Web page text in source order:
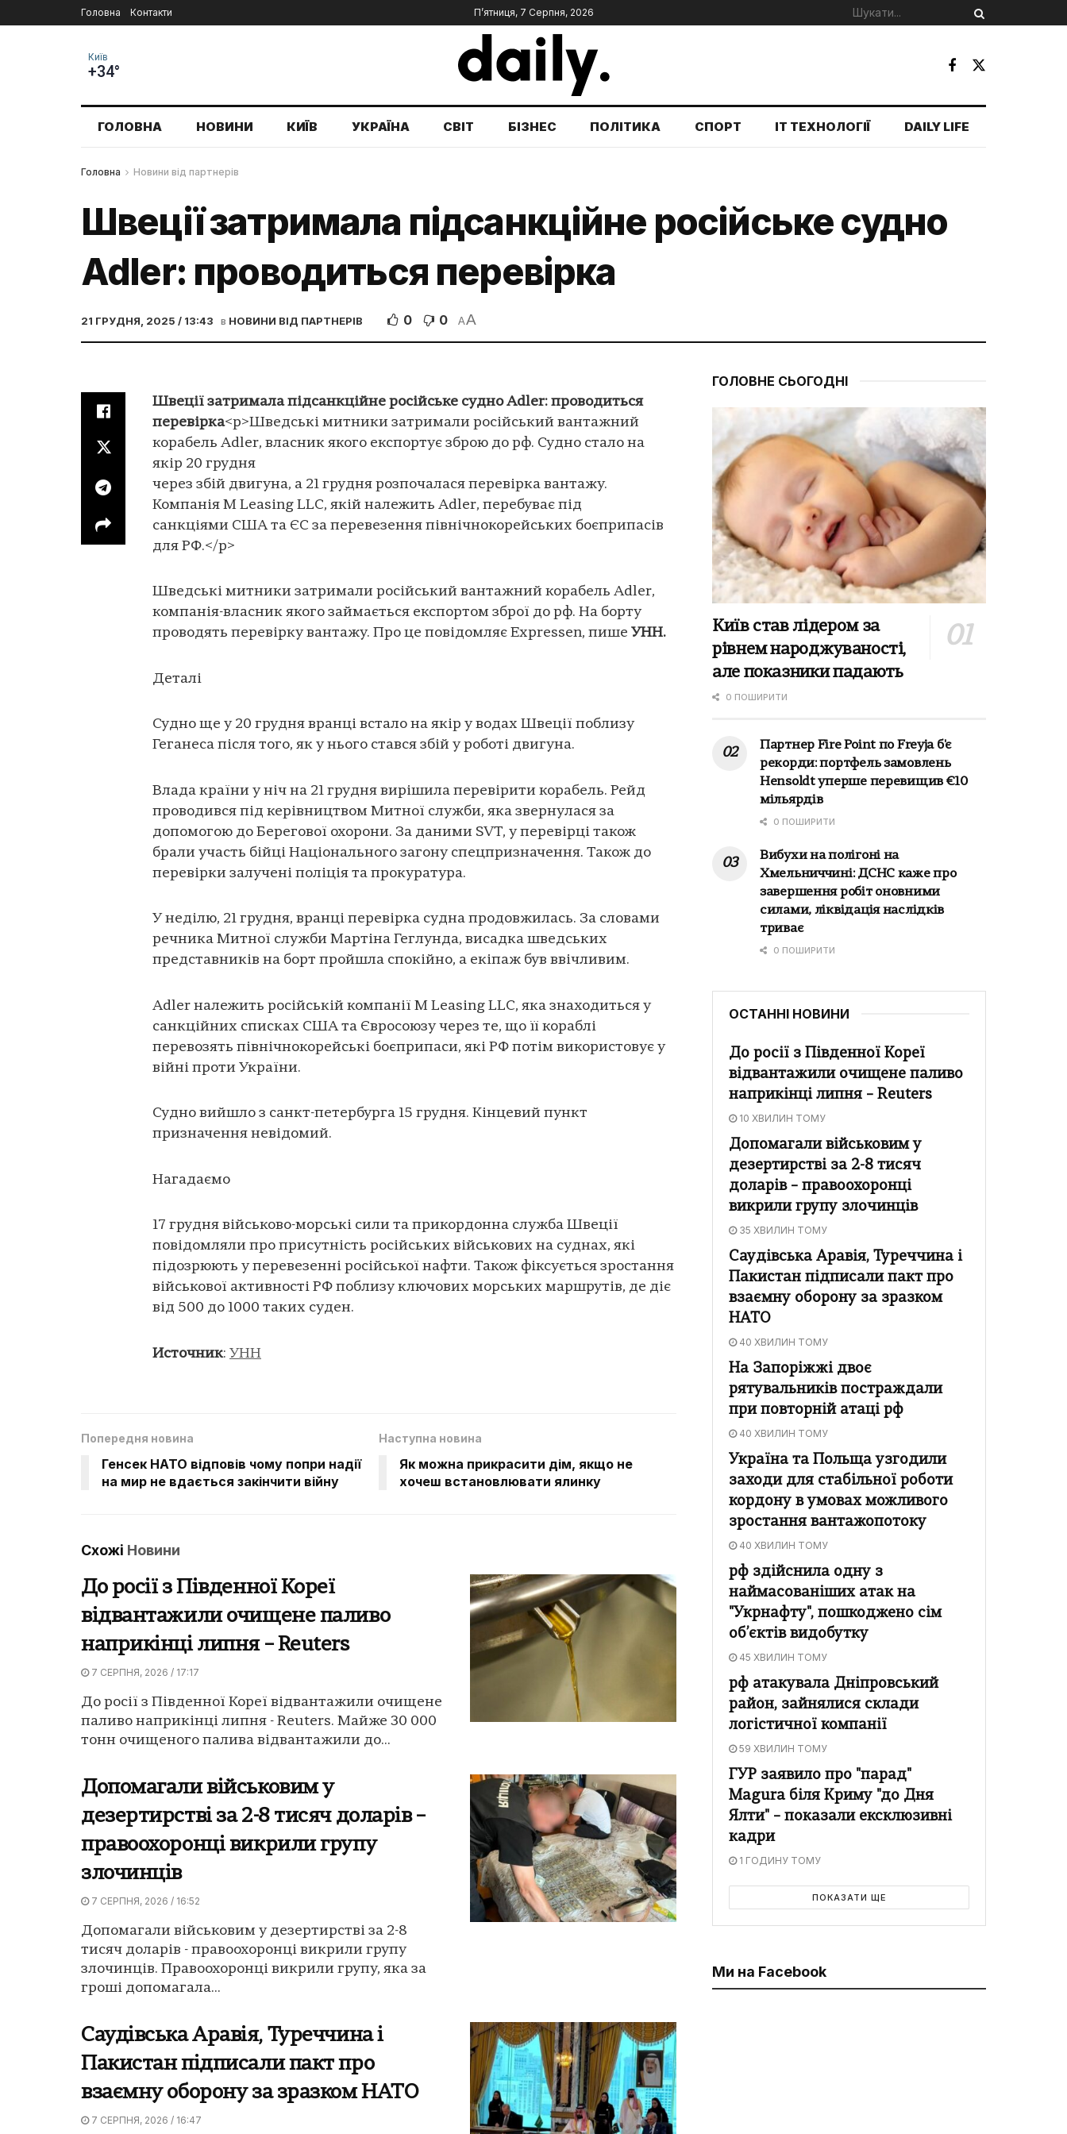
Головна Контакти П’ятниця, 7 Серпня, 2026
Київ
+34°
ГОЛОВНА НОВИНИ КИЇВ УКРАЇНА СВІТ БІЗНЕС ПОЛІТИКА СПОРТ IT ТЕХНОЛОГІЇ DAILY LIFE
Головна Новини від партнерів
Швеції затримала підсанкційне російське судно
Adler: проводиться перевірка
21 ГРУДНЯ, 2025 / 13:43 в НОВИНИ ВІД ПАРТНЕРІВ 0 0 AA
Швеції затримала підсанкційне російське судно Adler: проводиться
перевірка<p>Шведські митники затримали російський вантажний
корабель Adler, власник якого експортує зброю до рф. Судно стало на
якір 20 грудня
через збій двигуна, а 21 грудня розпочалася перевірка вантажу.
Компанія M Leasing LLC, якій належить Adler, перебуває під
санкціями США та ЄС за перевезення північнокорейських боєприпасів
для РФ.</p>
Шведські митники затримали російський вантажний корабель Adler,
компанія-власник якого займається експортом зброї до рф. На борту
проводять перевірку вантажу. Про це повідомляє Еxpressen, пише УНН.
Деталі
Судно ще у 20 грудня вранці встало на якір у водах Швеції поблизу
Геганеса після того, як у нього стався збій у роботі двигуна.
Влада країни у ніч на 21 грудня вирішила перевірити корабель. Рейд
проводився під керівництвом Митної служби, яка звернулася за
допомогою до Берегової охорони. За даними SVT, у перевірці також
брали участь бійці Національного загону спецпризначення. Також до
перевірки залучені поліція та прокуратура.
У неділю, 21 грудня, вранці перевірка судна продовжилась. За словами
речника Митної служби Мартіна Геглунда, висадка шведських
представників на борт пройшла спокійно, а екіпаж був ввічливим.
Adler належить російській компанії M Leasing LLC, яка знаходиться у
санкційних списках США та Євросоюзу через те, що її кораблі
перевозять північнокорейські боєприпаси, які РФ потім використовує у
війні проти України.
Судно вийшло з санкт-петербурга 15 грудня. Кінцевий пункт
призначення невідомий.
Нагадаємо
17 грудня військово-морські сили та прикордонна служба Швеції
повідомляли про присутність російських військових на суднах, які
підозрюють у перевезенні російської нафти. Також фіксується зростання
військової активності РФ поблизу ключових морських маршрутів, де діє
від 500 до 1000 таких суден.
Источник: УНН
Попередня новина
Генсек НАТО відповів чому попри надії
на мир не вдається закінчити війну
Наступна новина
Як можна прикрасити дім, якщо не
хочеш встановлювати ялинку
Схожі Новини
До росії з Південної Кореї
відвантажили очищене паливо
наприкінці липня – Reuters
7 СЕРПНЯ, 2026 / 17:17
До росії з Південної Кореї відвантажили очищене
паливо наприкінці липня - Reuters. Майже 30 000
тонн очищеного палива відвантажили до...
Допомагали військовим у
дезертирстві за 2-8 тисяч доларів –
правоохоронці викрили групу
злочинців
7 СЕРПНЯ, 2026 / 16:52
Допомагали військовим у дезертирстві за 2-8
тисяч доларів - правоохоронці викрили групу
злочинців. Правоохоронці викрили групу, яка за
гроші допомагала...
Саудівська Аравія, Туреччина і
Пакистан підписали пакт про
взаємну оборону за зразком НАТО
7 СЕРПНЯ, 2026 / 16:47
ГОЛОВНЕ СЬОГОДНІ
Київ став лідером за
рівнем народжуваності,
але показники падають
0 ПОШИРИТИ
Партнер Fire Point по Freyja б'є
рекорди: портфель замовлень
Hensoldt уперше перевищив €10
мільярдів
0 ПОШИРИТИ
Вибухи на полігоні на
Хмельниччині: ДСНС каже про
завершення робіт оновними
силами, ліквідація наслідків
триває
0 ПОШИРИТИ
ОСТАННІ НОВИНИ
До росії з Південної Кореї
відвантажили очищене паливо
наприкінці липня – Reuters
10 ХВИЛИН ТОМУ
Допомагали військовим у
дезертирстві за 2-8 тисяч
доларів – правоохоронці
викрили групу злочинців
35 ХВИЛИН ТОМУ
Саудівська Аравія, Туреччина і
Пакистан підписали пакт про
взаємну оборону за зразком
НАТО
40 ХВИЛИН ТОМУ
На Запоріжжі двоє
рятувальників постраждали
при повторній атаці рф
40 ХВИЛИН ТОМУ
Україна та Польща узгодили
заходи для стабільної роботи
кордону в умовах можливого
зростання вантажопотоку
40 ХВИЛИН ТОМУ
рф здійснила одну з
наймасованіших атак на
"Укрнафту", пошкоджено сім
об’єктів видобутку
45 ХВИЛИН ТОМУ
рф атакувала Дніпровський
район, зайнялися склади
логістичної компанії
59 ХВИЛИН ТОМУ
ГУР заявило про "парад"
Magura біля Криму "до Дня
Ялти" – показали ексклюзивні
кадри
1 ГОДИНУ ТОМУ
ПОКАЗАТИ ЩЕ
Ми на Facebook